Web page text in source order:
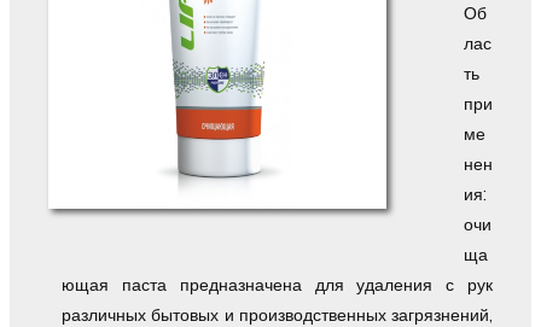
Об
лас
ть
при
ме
нен
ия:
очи
ща
ющая паста предназначена для удаления с рук
различных бытовых и производственных загрязнений,